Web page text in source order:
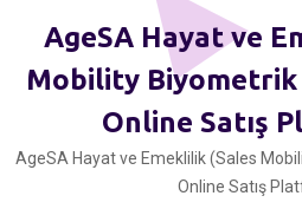
AgeSA Hayat ve
Mobility Biyometrik
Online Satış
AgeSA Hayat ve Emeklilik (Sales
Online Satış